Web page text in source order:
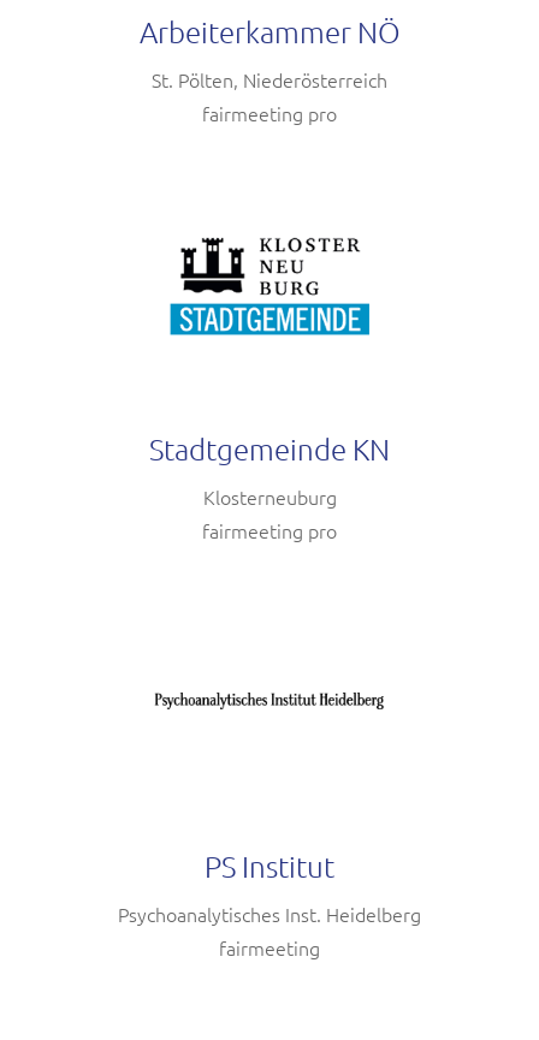
Arbeiterkammer NÖ
St. Pölten, Niederösterreich
fairmeeting pro
Stadtgemeinde KN
Klosterneuburg
fairmeeting pro
PS Institut
Psychoanalytisches Inst. Heidelberg
fairmeeting